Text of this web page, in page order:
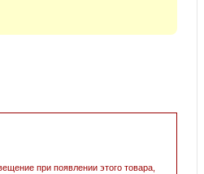
при появлении этого товара,